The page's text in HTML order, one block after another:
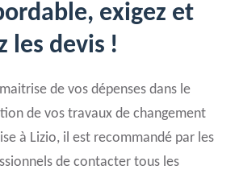
exigez et
les devis !
de vos dépenses dans le
de vos travaux de changement
à Lizio, il est recommandé par les
de contacter tous les